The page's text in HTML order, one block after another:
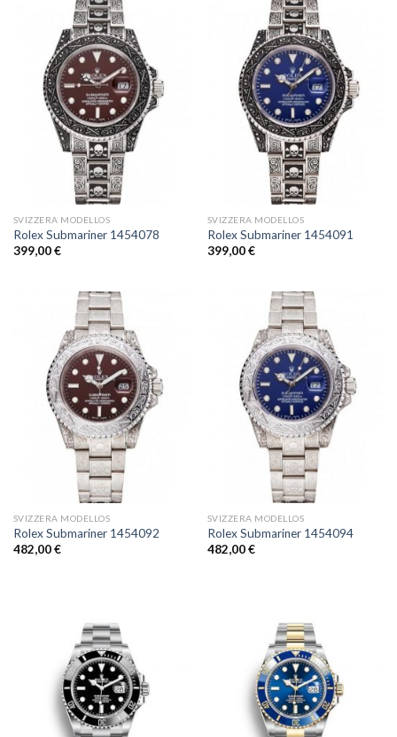
SVIZZERA MODELLOS
Rolex Submariner 1454078
399,00€
SVIZZERA MODELLOS
Rolex Submariner 1454091
399,00€
SVIZZERA MODELLOS
Rolex Submariner 1454092
482,00€
SVIZZERA MODELLOS
Rolex Submariner 1454094
482,00€